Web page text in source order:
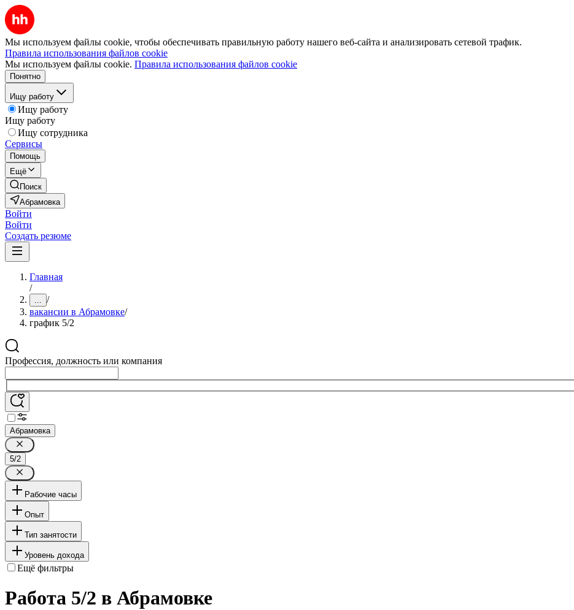
Мы используем файлы cookie, чтобы обеспечивать правильную работу нашего веб-сайта и анализировать сетевой трафик.
Правила использования файлов cookie
Мы используем файлы cookie. Правила использования файлов cookie
Понятно
Ищу работу
Ищу работу
Ищу работу
Ищу сотрудника
Сервисы
Помощь
Ещё
Поиск
Абрамовка
Войти
Войти
Создать резюме
Главная
/
... /
вакансии в Абрамовке/
график 5/2
Профессия, должность или компания
Абрамовка
5/2
Рабочие часы
Опыт
Тип занятости
Уровень дохода
Ещё фильтры
Работа 5/2 в Абрамовке